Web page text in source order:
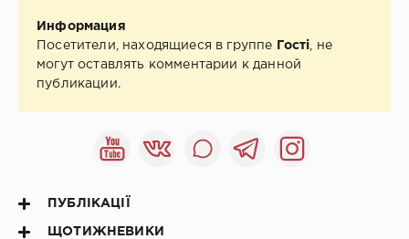
Информация
Посетители, находящиеся в группе
Гості , не
могут оставлять комментарии к данной
публикации.
ПУБЛІКАЦІЇ
ЩОТИЖНЕВИКИ